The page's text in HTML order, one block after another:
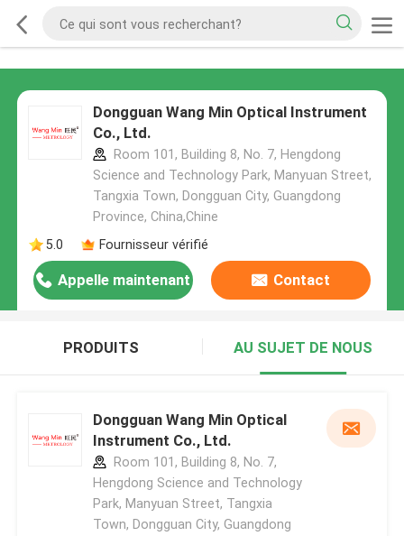
Dongguan Wang Min Optical Instrument
Co., Ltd.
Room 101, Building 8, No. 7, Hengdong
Science and Technology Park, Manyuan Street,
Tangxia Town, Dongguan City, Guangdong
Province, China,Chine
5.0
Fournisseur vérifié
Appelle maintenant Contact
PRODUITS AU SUJET DE NOUS
Dongguan Wang Min Optical
Instrument Co., Ltd.
Room 101, Building 8, No. 7,
Hengdong Science and Technology
Park, Manyuan Street, Tangxia
Town, Dongguan City, Guangdong